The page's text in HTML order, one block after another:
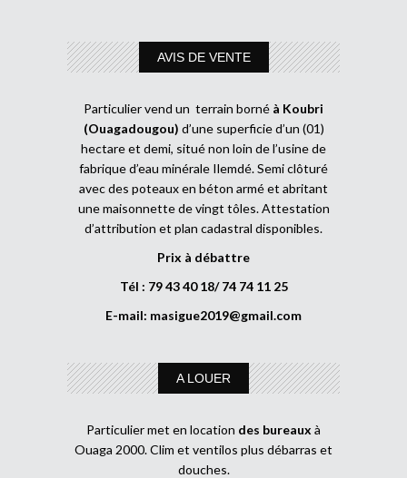
AVIS DE VENTE
Particulier vend un terrain borné à Koubri
(Ouagadougou) d’une superficie d’un (01)
hectare et demi, situé non loin de l’usine de
fabrique d’eau minérale Ilemdé. Semi clôturé
avec des poteaux en béton armé et abritant
une maisonnette de vingt tôles. Attestation
d’attribution et plan cadastral disponibles.
Prix à débattre
Tél : 79 43 40 18/ 74 74 11 25
E-mail: masigue2019@gmail.com
A LOUER
Particulier met en location des bureaux à
Ouaga 2000. Clim et ventilos plus débarras et
douches.